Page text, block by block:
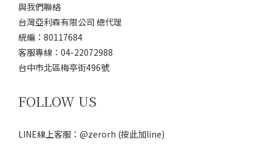
與我們聯絡
台灣亞利森有限公司 總代理
統編：80117684
客服專線：04-22072988
台中市北區梅亭街496號
FOLLOW US
LINE線上客服：@zerorh (按此加line)